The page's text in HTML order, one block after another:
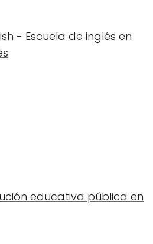
- Escuela de inglés en
educativa pública en